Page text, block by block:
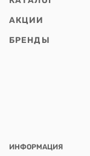
АКЦИИ
БРЕНДЫ
ИНФОРМАЦИЯ